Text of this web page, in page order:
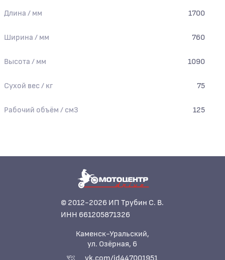
Длина / мм 1700
Ширина / мм 760
Высота / мм 1090
Сухой вес / кг 75
Рабочий объём / см3 125
© 2012-2026 ИП Трубин С. В.
ИНН 661205871326
Каменск-Уральский,
ул. Озёрная, 6
vk.com/id447001951